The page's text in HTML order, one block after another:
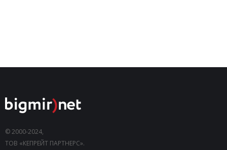
© 2000-2024,
ТОВ «КЕПРЕЙТ ПАРТНЕРС».